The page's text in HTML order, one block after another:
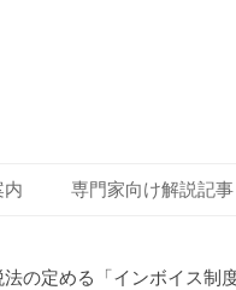
内 専門家向け解説記事
の定める「インボイス制